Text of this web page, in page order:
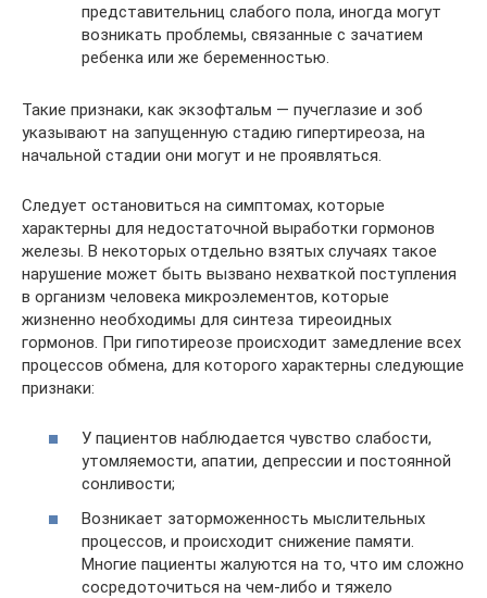
представительниц слабого пола, иногда могут
возникать проблемы, связанные с зачатием
ребенка или же беременностью.
Такие признаки, как экзофтальм — пучеглазие и зоб
указывают на запущенную стадию гипертиреоза, на
начальной стадии они могут и не проявляться.
Следует остановиться на симптомах, которые
характерны для недостаточной выработки гормонов
железы. В некоторых отдельно взятых случаях такое
нарушение может быть вызвано нехваткой поступления
в организм человека микроэлементов, которые
жизненно необходимы для синтеза тиреоидных
гормонов. При гипотиреозе происходит замедление всех
процессов обмена, для которого характерны следующие
признаки:
У пациентов наблюдается чувство слабости,
утомляемости, апатии, депрессии и постоянной
сонливости;
Возникает заторможенность мыслительных
процессов, и происходит снижение памяти.
Многие пациенты жалуются на то, что им сложно
сосредоточиться на чем-либо и тяжело